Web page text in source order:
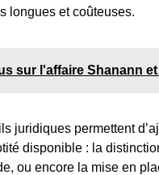
longues et coûteuses.
sur l'affaire Shanann
juridiques permettent
disponible : la
ou encore la mise en